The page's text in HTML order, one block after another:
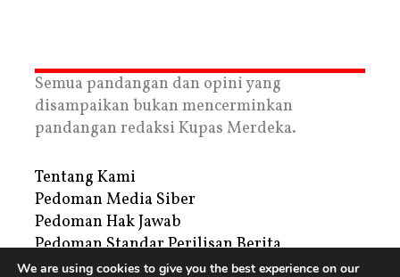
Semua pandangan dan opini yang
disampaikan bukan mencerminkan
pandangan redaksi Kupas Merdeka.
Tentang Kami
Pedoman Media Siber
Pedoman Hak Jawab
Pedoman Standar Perilisan Berita
Privacy Policy
We are using cookies to give you the best experience on our